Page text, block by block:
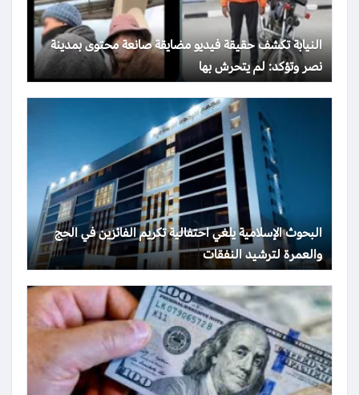
النيابة تكشف حقيقة فيديو مضايقة صانعة محتوى بمدينة
نصر وتؤكد: لم يتحرش بها
البحوث الإسلامية يلغي احتفالية تكريم الفائزين في الحج
والعمرة لترشيد النفقات